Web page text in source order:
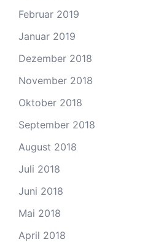
Februar 2019
Januar 2019
Dezember 2018
November 2018
Oktober 2018
September 2018
August 2018
Juli 2018
Juni 2018
Mai 2018
April 2018